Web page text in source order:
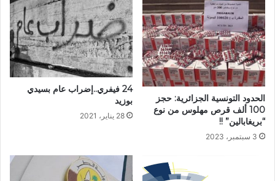
الحدود التونسية الجزائرية: حجز
100 ألف قرص مهلوس من نوع
“بريغابالين” !!
3 سبتمبر، 2023
24 فيفري..إضراب عام بسيدي
بوزيد
28 يناير، 2021